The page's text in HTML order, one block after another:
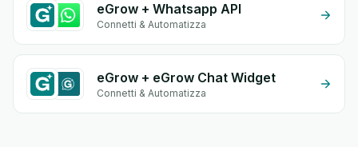
eGrow + Whatsapp API
Connetti & Automatizza
eGrow + eGrow Chat Widget
Connetti & Automatizza